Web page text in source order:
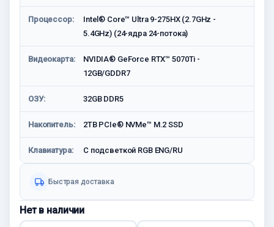
Процессор:
Intel® Core™ Ultra 9-275HX (2.7GHz -
5.4GHz) (24-ядра 24-потока)
Видеокарта:
NVIDIA® GeForce RTX™ 5070Ti -
12GB/GDDR7
ОЗУ: 32GB DDR5
Накопитель: 2TB PCIe® NVMe™ M.2 SSD
Клавиатура: С подсветкой RGB ENG/RU
Быстрая доставка
Нет в наличии